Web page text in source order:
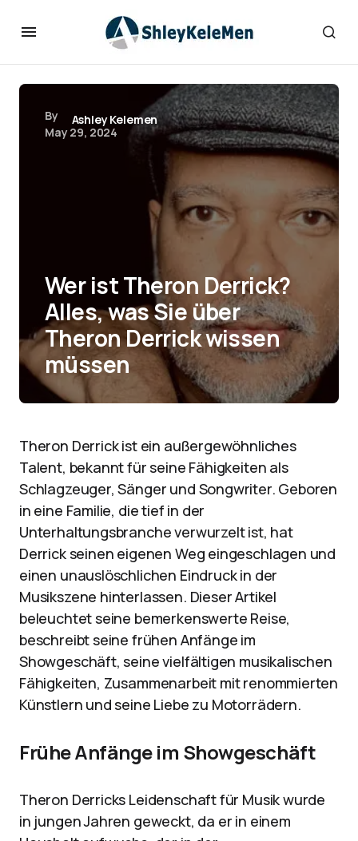
By
Ashley Kelemen
May 29, 2024
Wer ist Theron Derrick?
Alles, was Sie über
Theron Derrick wissen
müssen
Theron Derrick ist ein außergewöhnliches
Talent, bekannt für seine Fähigkeiten als
Schlagzeuger, Sänger und Songwriter. Geboren
in eine Familie, die tief in der
Unterhaltungsbranche verwurzelt ist, hat
Derrick seinen eigenen Weg eingeschlagen und
einen unauslöschlichen Eindruck in der
Musikszene hinterlassen. Dieser Artikel
beleuchtet seine bemerkenswerte Reise,
beschreibt seine frühen Anfänge im
Showgeschäft, seine vielfältigen musikalischen
Fähigkeiten, Zusammenarbeit mit renommierten
Künstlern und seine Liebe zu Motorrädern.
Frühe Anfänge im Showgeschäft
Theron Derricks Leidenschaft für Musik wurde
in jungen Jahren geweckt, da er in einem